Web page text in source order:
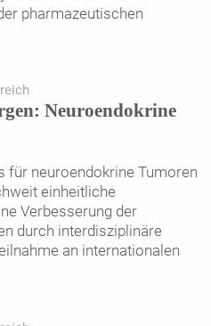
pharmazeutischen
Neuroendokrine
für neuroendokrine Tumoren
ein­heitliche
Verbesserung der
durch interdisziplinäre
an internationalen